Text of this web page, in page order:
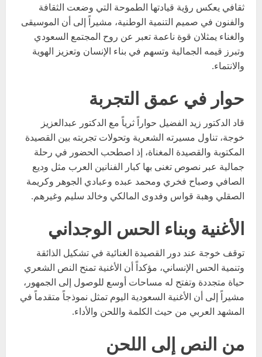
ثقافي يعكس رؤية قيادتها الطموحة التي وضعت الثقافة
والفنون في صميم التنمية الوطنية، مشيراً إلى أن الموسيقى
والغناء يمثلان قوة ناعمة تعبر عن روح المجتمع السعودي
وتبرز قيمه الجمالية وتسهم في بناء الإنسان وتعزيز الهوية
والانتماء.
حوار في عمق التجربة
قاد الدكتور زيد الفضيل حواراً ثرياً مع الدكتور عبدالعزيز
خوجة، تناول مسيرته الشعرية وتحولات تجربته بين القصيدة
المكتوبة والقصيدة المغناة، إذ اصطحب الحضور في رحلة
جمالية عبر نصوص تغنى بها كبار الفنانين العرب مثل وديع
الصافي وصباح فخري ومحمد عبده وعبادي الجوهر وكريمة
الصقلي وهبة قواس وفدوى المالكي وخالد سليم وغيرهم.
الأغنية وبناء الحس الوجداني
توقف خوجة عند دور القصيدة الغنائية في تشكيل الذائقة
وتنمية الحس الإنساني، مؤكداً أن الأغنية تمنح النص الشعري
حياة متجددة وتفتح له مساحات أوسع للوصول إلى الجمهور،
مشيراً إلى أن الأغنية السعودية اليوم تمثل نموذجاً متقدماً في
المشهد العربي من حيث الكلمة واللحن والأداء.
من النص إلى اللحن